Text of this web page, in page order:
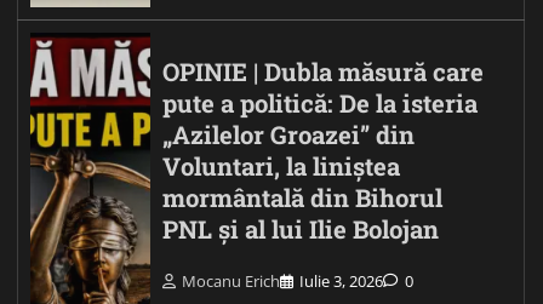
OPINIE | Dubla măsură care
pute a politică: De la isteria
„Azilelor Groazei” din
Voluntari, la liniștea
mormântală din Bihorul
PNL și al lui Ilie Bolojan
Mocanu Erich Iulie 3, 2026 0